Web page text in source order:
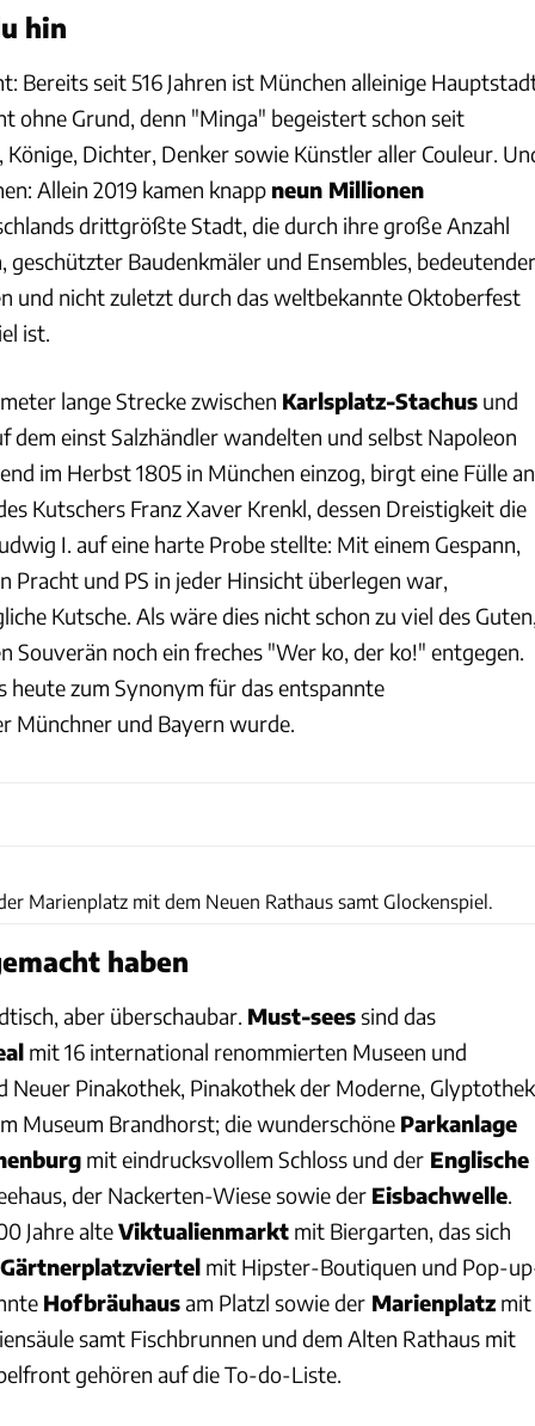
hin
Bereits seit 516 Jahren ist München alleinige
ohne Grund, denn "Minga" begeistert schon seit
Könige, Dichter, Denker sowie Künstler aller Couleur.
Allein 2019 kamen knapp neun Millionen
drittgrößte Stadt, die durch ihre große Anzahl
geschützter Baudenkmäler und Ensembles, bedeutender
und nicht zuletzt durch das weltbekannte Oktoberfest
ist.
lange Strecke zwischen Karlsplatz-Stachus und
dem einst Salzhändler wandelten und selbst Napoleon
im Herbst 1805 in München einzog, birgt eine Fülle an
Kutschers Franz Xaver Krenkl, dessen Dreistigkeit die
I. auf eine harte Probe stellte: Mit einem Gespann,
Pracht und PS in jeder Hinsicht überlegen war,
Kutsche. Als wäre dies nicht schon zu viel des
Souverän noch ein freches "Wer ko, der ko!" entgegen.
heute zum Synonym für das entspannte
Münchner und Bayern wurde.
Marienplatz mit dem Neuen Rathaus samt Glockenspiel.
haben
aber überschaubar. Must-seessind das
mit 16 international renommierten Museen und
Neuer Pinakothek, Pinakothek der Moderne,
Museum Brandhorst; die wunderschöne Parkanlage
mit eindrucksvollem Schloss und der Englische
der Nackerten-Wiese sowie der Eisbachwelle
Jahre alteViktualienmarkt mit Biergarten, das sich
Gärtnerplatzviertel mit Hipster-Boutiquen und Pop-
Hofbräuhausam Platzl sowie der Marienplatz mit
samt Fischbrunnen und dem Alten Rathaus mit
gehören auf die To-do-Liste.